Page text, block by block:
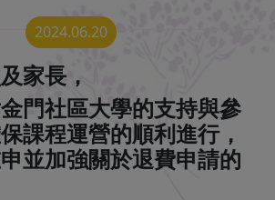
2024.06.20
家長，
門社區大學的支持與參
課程運營的順利進行，
並加強關於退費申請的